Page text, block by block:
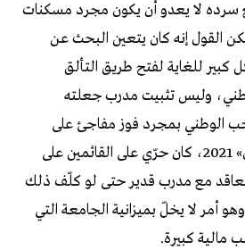
سرده لا يعدو أن يكون مجرد مسكنات
القول إنه كان يتعين البحث عن
للغاية لفتح طريق التألق
وليس تثبيت مدرب جعلته
الوطني بمجرد فوز مفاجئ على
المنتخب النيجيري في «كان» 2021، كان حرّي على القائمين على
مع مدرب قدير حتى لو كلّف ذلك
أمر لا يخلّ بميزانية الجامعة التي
مالية كبيرة.